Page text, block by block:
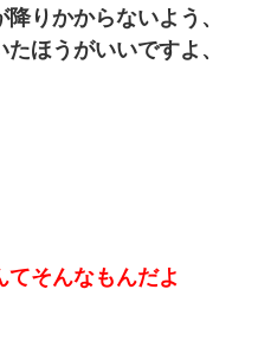
すというので手伝いに行った
でもないモノを見つけた
起きたら股間がなんかモッコ
りかからないよう、
ほうがいいですよ、
てそんなもんだよ